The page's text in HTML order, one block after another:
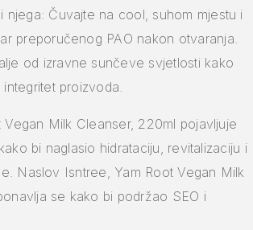
njega: Čuvajte na cool, suhom mjestu i
preporučenog PAO nakon otvaranja.
od izravne sunčeve svjetlosti kako
proizvoda.
Vegan Milk Cleanser, 220ml pojavljuje
bi naglasio hidrataciju, revitalizaciju i
Naslov Isntree, Yam Root Vegan Milk
se kako bi podržao SEO i